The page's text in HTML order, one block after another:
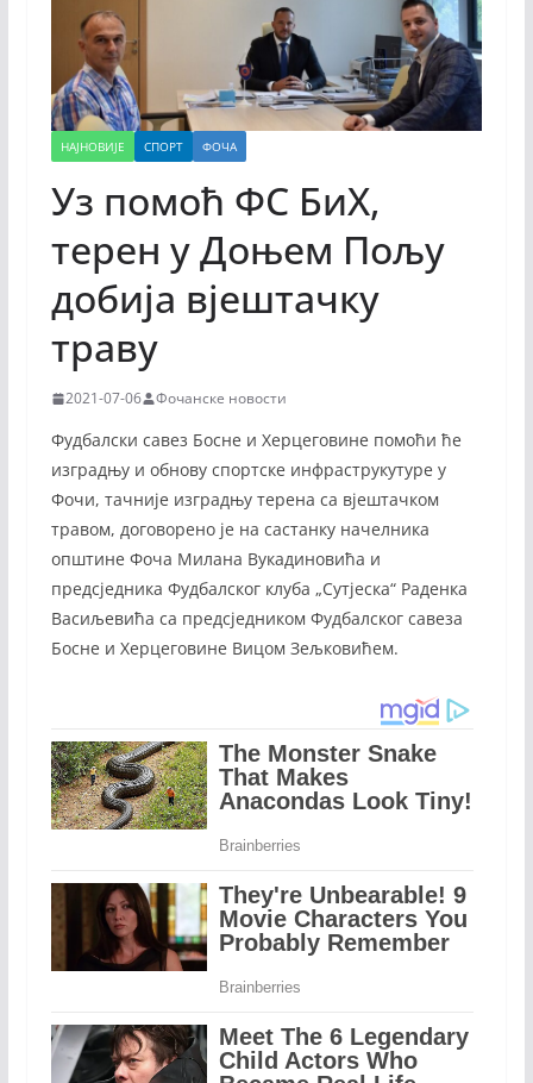
НАЈНОВИЈЕ СПОРТ ФОЧА
Уз помоћ ФС БиХ,
терен у Доњем Пољу
добија вјештачку
траву
2021-07-06 Фочанске новости
Фудбалски савез Босне и Херцеговине помоћи ће
изградњу и обнову спортске инфраструкутуре у
Фочи, тачније изградњу терена са вјештачком
травом, договорено је на састанку начелника
општине Фоча Милана Вукадиновића и
предсједника Фудбалског клуба „Сутјеска“ Раденка
Васиљевића са предсједником Фудбалског савеза
Босне и Херцеговине Вицом Зељковићем.